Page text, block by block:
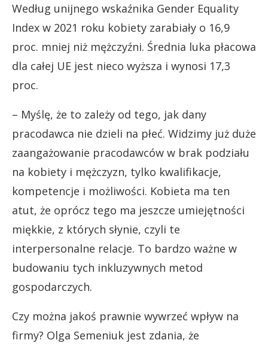
Według unijnego wskaźnika Gender Equality
Index w 2021 roku kobiety zarabiały o 16,9
proc. mniej niż mężczyźni. Średnia luka płacowa
dla całej UE jest nieco wyższa i wynosi 17,3
proc.
– Myślę, że to zależy od tego, jak dany
pracodawca nie dzieli na płeć. Widzimy już duże
zaangażowanie pracodawców w brak podziału
na kobiety i mężczyzn, tylko kwalifikacje,
kompetencje i możliwości. Kobieta ma ten
atut, że oprócz tego ma jeszcze umiejętności
miękkie, z których słynie, czyli te
interpersonalne relacje. To bardzo ważne w
budowaniu tych inkluzywnych metod
gospodarczych.
Czy można jakoś prawnie wywrzeć wpływ na
firmy? Olga Semeniuk jest zdania, że